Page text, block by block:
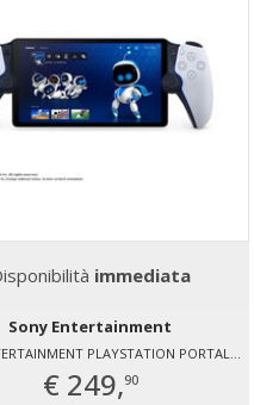
immediata
Sony Entertainment
€ 249,90